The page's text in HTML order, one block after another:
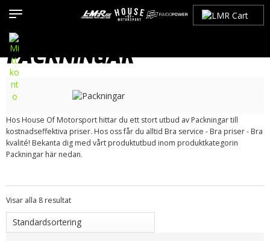
900 NG (1994-1998)
>Avgassystem / Tillbehör
PACKNINGAR
Hos House Of Motorsport hittar du ett stort utbud av Packningar till
kostnadseffektiva priser. Hos oss får du alltid Bra service - Bra priser - Bra
kvalité! Bekanta dig med vårt produktutbud inom produktkategorin
Packningar här nedan.
Visar alla 8 resultat